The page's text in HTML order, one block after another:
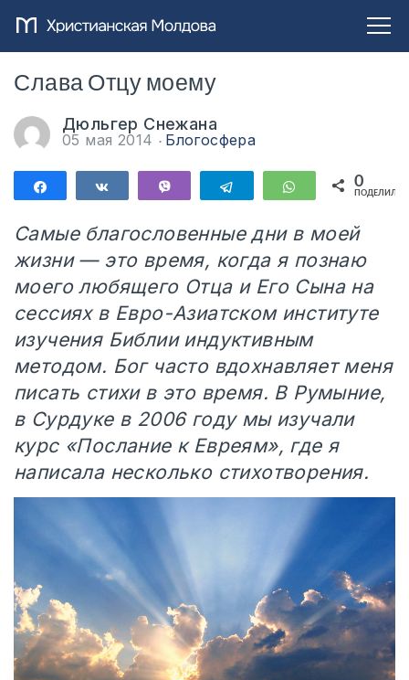
Слава Отцу моему
Дюльгер Снежана
05 мая 2014 Блогосфера
ПоделитьсяПоделиться Telegram WhatsApp
0
Самые благословенные дни в моей
жизни — это время, когда я познаю
моего любящего Отца и Его Сына на
сессиях в Евро-Азиатском институте
изучения Библии индуктивным
методом. Бог часто вдохнавляет меня
писать стихи в это время. В Румыние,
в Сурдуке в 2006 году мы изучали
курс «Послание к Евреям», где я
написала несколько стихотворения.